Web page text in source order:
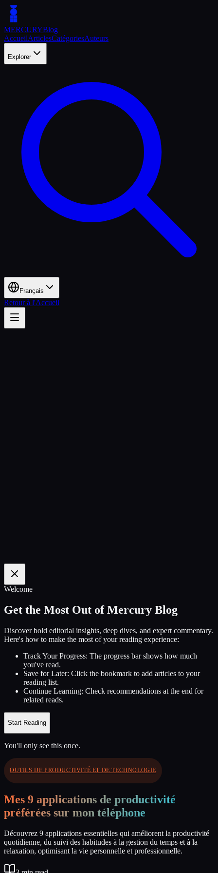
MERCURYBlog
AccueilArticlesCatégoriesAuteurs
Explorer
Français
Retour à l'Accueil
100 %
Welcome
Get the Most Out of Mercury Blog
Discover bold editorial insights, deep dives, and expert commentary.
Here's how to make the most of your reading experience:
Track Your Progress: The progress bar shows how much
you've read.
Save for Later: Click the bookmark to add articles to your
reading list.
Continue Learning: Check recommendations at the end for
related reads.
Start Reading
You'll only see this once.
OUTILS DE PRODUCTIVITÉ ET DE TECHNOLOGIE
Mes 9 applications de productivité
préférées sur mon téléphone
Découvrez 9 applications essentielles qui améliorent la productivité
quotidienne, du suivi des habitudes à la gestion du temps et à la
relaxation, optimisant la vie personnelle et professionnelle.